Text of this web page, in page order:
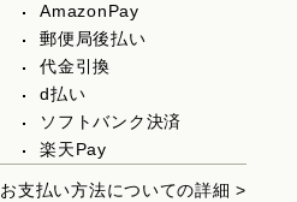
AmazonPay
郵便局後払い
代金引換
d払い
ソフトバンク決済
楽天Pay
お支払い方法についての詳細 >